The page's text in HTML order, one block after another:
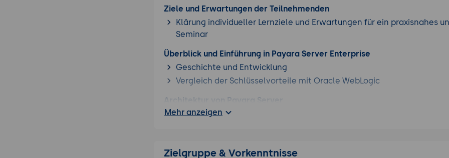
Ziele und Erwartungen der Teilnehmenden
Klärung individueller Lernziele und Erwartungen für ein praxisnahes
Seminar
Überblick und Einführung in Payara Server Enterprise
Geschichte und Entwicklung
Vergleich der Schlüsselvorteile mit Oracle WebLogic
Architektur von Payara Server
Kernkomponenten
Mehr anzeigen
Zielgruppe & Vorkenntnisse